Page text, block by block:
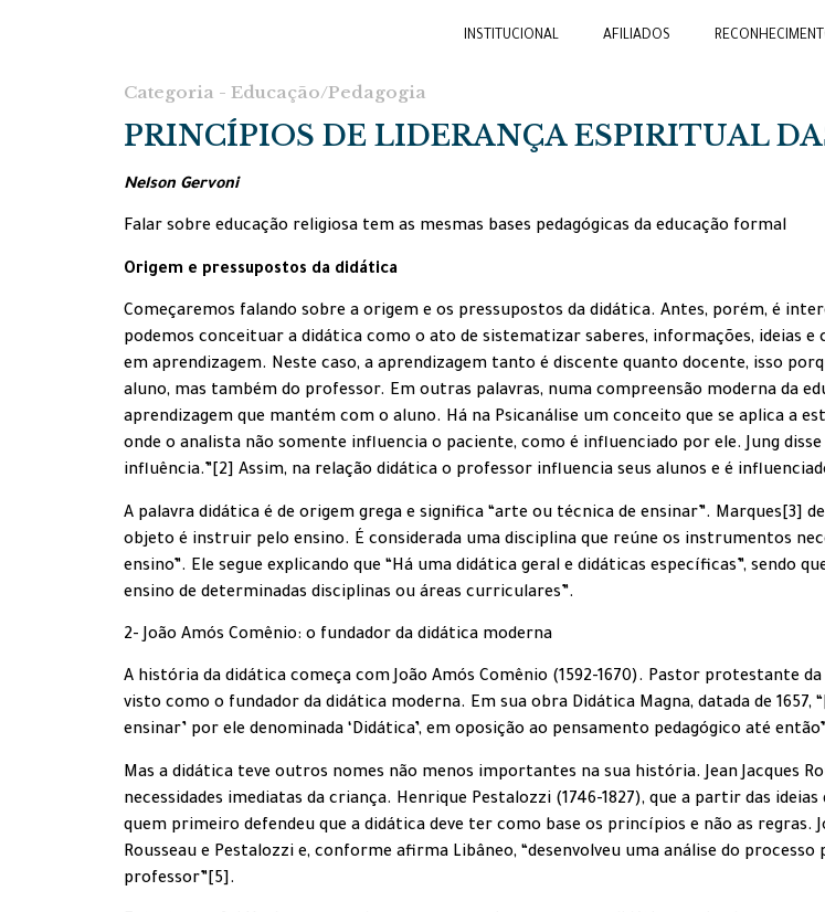
INSTITUCIONAL AFILIADOS
Categoria - Educação/Pedagogia
PRINCÍPIOS DE LIDERANÇA ESPIRITUAL
Nelson Gervoni
Falar sobre educação religiosa tem as mesmas bases pedagógicas da educação formal
Origem e pressupostos da didática
Começaremos falando sobre a origem e os pressupostos da didática. Antes, porém, é
podemos conceituar a didática como o ato de sistematizar saberes, informações, ideias
em aprendizagem. Neste caso, a aprendizagem tanto é discente quanto docente, isso
aluno, mas também do professor. Em outras palavras, numa compreensão moderna da
aprendizagem que mantém com o aluno. Há na Psicanálise um conceito que se aplica a
onde o analista não somente influencia o paciente, como é influenciado por ele. Jung
influência.”[2] Assim, na relação didática o professor influencia seus alunos e é
A palavra didática é de origem grega e significa “arte ou técnica de ensinar”. Marques[3]
objeto é instruir pelo ensino. É considerada uma disciplina que reúne os instrumentos
ensino”. Ele segue explicando que “Há uma didática geral e didáticas específicas”, sendo
ensino de determinadas disciplinas ou áreas curriculares”.
2- João Amós Comênio: o fundador da didática moderna
A história da didática começa com João Amós Comênio (1592-1670). Pastor protestante
visto como o fundador da didática moderna. Em sua obra Didática Magna, datada de 1657,
ensinar’ por ele denominada ‘Didática’, em oposição ao pensamento pedagógico até
Mas a didática teve outros nomes não menos importantes na sua história. Jean Jacques
necessidades imediatas da criança. Henrique Pestalozzi (1746-1827), que a partir das
quem primeiro defendeu que a didática deve ter como base os princípios e não as regras.
Rousseau e Pestalozzi e, conforme afirma Libâneo, “desenvolveu uma análise do
professor”[5].